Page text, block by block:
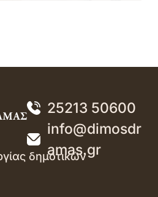
25213 50600
info@dimosdr
amas.gr
δημοτικών